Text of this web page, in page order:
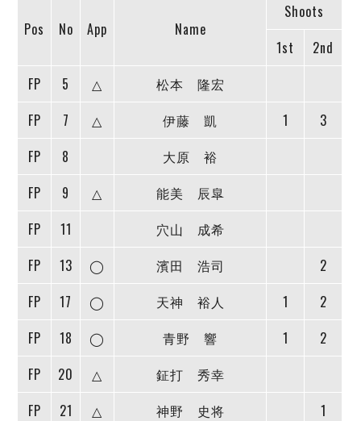
リガーレヴィア葛飾
アグレミーナ浜松
ポルセイド浜田
ミラクルスマイル新居浜
Pos No App Name
Shoots
1st
2nd
FP
5 △
松本 隆宏
FP
7 △ 伊藤 凱 1
3
FP
8
大原 裕
FP
9 △
能美 辰皐
FP
11
穴山 成希
FP
13 ◯ 濱田 浩司
2
FP
17 ◯ 天神 裕人 1
2
FP
18 ◯ 青野 響 1
2
FP
20 △
鉦打 秀幸
FP
21 △ 神野 史将
1